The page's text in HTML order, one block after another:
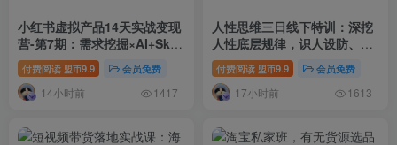
小红书虚拟产品14天实战变现
营-第7期：需求挖掘×AI+Skill
原创×产品矩阵×内容笔记×一
人公司进阶×全链路
付费阅读 盟币9.9 会员免费
14小时前 1417
人性思维三日线下特训：深挖
人性底层规律，识人设防、布
局变现抓流量风口
付费阅读 盟币9.9 会员免费
17小时前 1613